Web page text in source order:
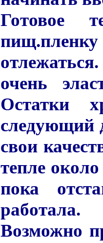
Готовое
очень
Остатки
следующий
свои
тепле
пока
работала.
Возможно